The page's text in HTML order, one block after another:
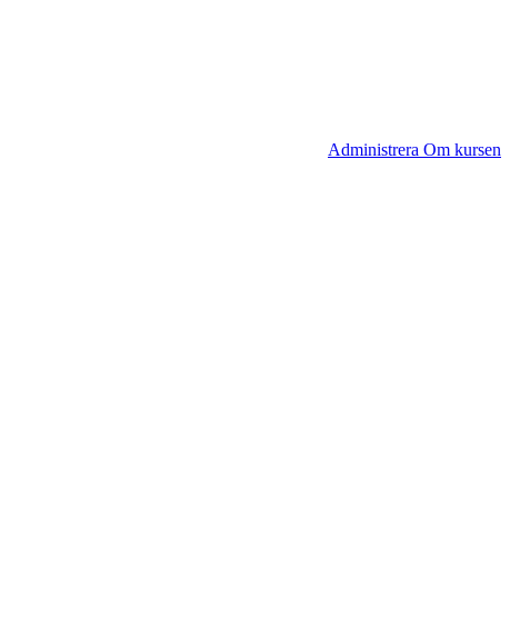
Administrera Om kursen